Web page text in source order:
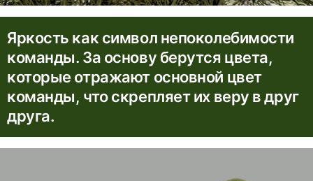
Яркость как символ непоколебимости
команды. За основу берутся цвета,
которые отражают основной цвет
команды, что скрепляет их веру в друг
друга.